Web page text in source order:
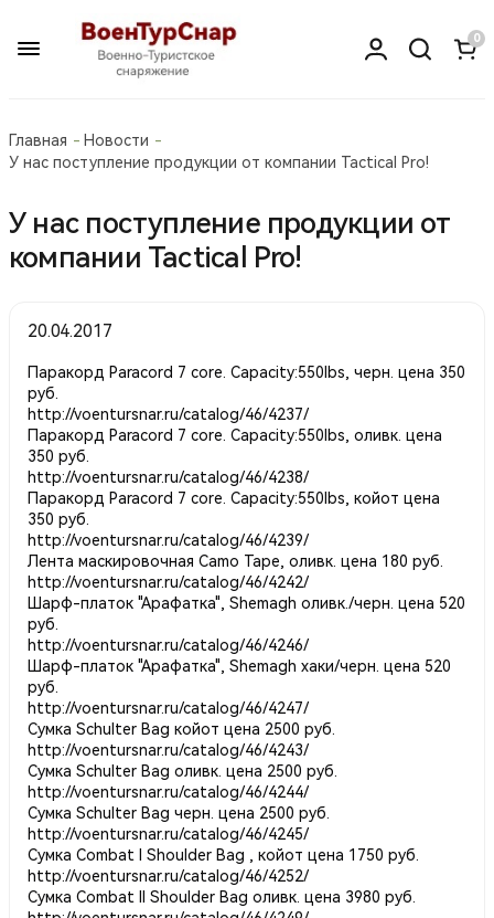
0
Главная
Новости
У нас поступление продукции от компании Tactical Pro!
У нас поступление продукции от
компании Tactical Pro!
20.04.2017
Паракорд Paracord 7 core. Capacity:550lbs, черн. цена 350
руб.
http://voentursnar.ru/catalog/46/4237/
Паракорд Paracord 7 core. Capacity:550lbs, оливк. цена
350 руб.
http://voentursnar.ru/catalog/46/4238/
Паракорд Paracord 7 core. Capacity:550lbs, койот цена
350 руб.
http://voentursnar.ru/catalog/46/4239/
Лента маскировочная Camo Tape, оливк. цена 180 руб.
http://voentursnar.ru/catalog/46/4242/
Шарф-платок "Арафатка", Shemagh оливк./черн. цена 520
руб.
http://voentursnar.ru/catalog/46/4246/
Шарф-платок "Арафатка", Shemagh хаки/черн. цена 520
руб.
http://voentursnar.ru/catalog/46/4247/
Сумка Schulter Bag койот цена 2500 руб.
http://voentursnar.ru/catalog/46/4243/
Сумка Schulter Bag оливк. цена 2500 руб.
http://voentursnar.ru/catalog/46/4244/
Сумка Schulter Bag черн. цена 2500 руб.
http://voentursnar.ru/catalog/46/4245/
Сумка Combat I Shoulder Bag , койот цена 1750 руб.
http://voentursnar.ru/catalog/46/4252/
Сумка Combat II Shoulder Bag оливк. цена 3980 руб.